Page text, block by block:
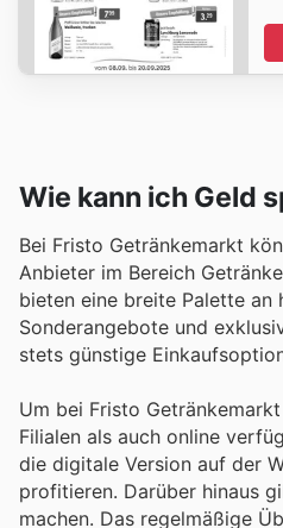
Wie kann ich Geld
Bei Fristo Getränkemarkt
Anbieter im Bereich
bieten eine breite Palette
Sonderangebote und
stets günstige
Um bei Fristo
Filialen als auch online
die digitale Version auf der
profitieren. Darüber hinaus
machen. Das regelmäßige